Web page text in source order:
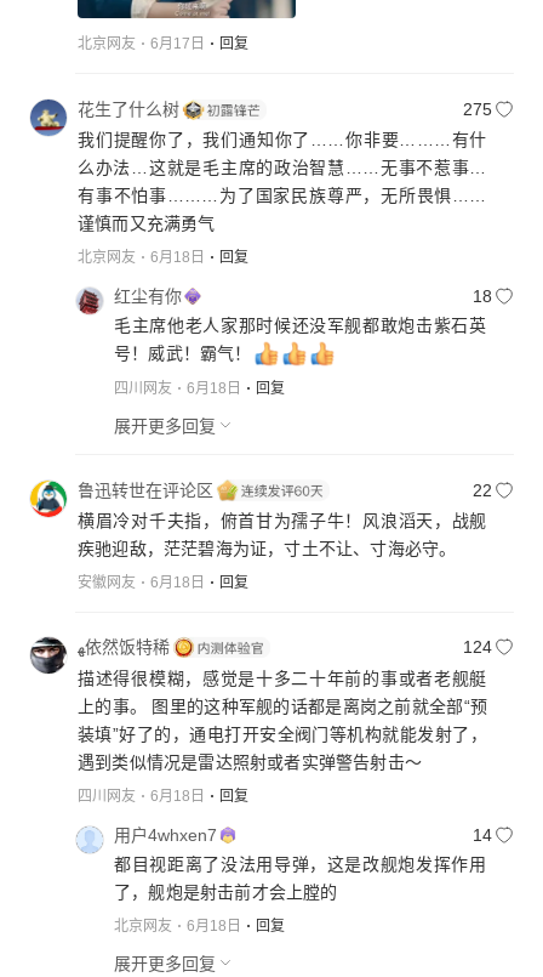
北京网友 6月17日 回复
花生了什么树
275
我们提醒你了，我们通知你了……你非要………有什
么办法…这就是毛主席的政治智慧……无事不惹事…
有事不怕事………为了国家民族尊严，无所畏惧……
谨慎而又充满勇气
北京网友 6月18日 回复
红尘有你
18
毛主席他老人家那时候还没军舰都敢炮击紫石英
号！威武！霸气！
四川网友 6月18日 回复
展开更多回复
鲁迅转世在评论区
22
横眉冷对千夫指，俯首甘为孺子牛！风浪滔天，战舰
疾驰迎敌，茫茫碧海为证，寸土不让、寸海必守。
安徽网友 6月18日 回复
ﻬ依然饭特稀
124
描述得很模糊，感觉是十多二十年前的事或者老舰艇
上的事。 图里的这种军舰的话都是离岗之前就全部“预
装填”好了的，通电打开安全阀门等机构就能发射了，
遇到类似情况是雷达照射或者实弹警告射击～
四川网友 6月18日 回复
用户4whxen7
14
都目视距离了没法用导弹，这是改舰炮发挥作用
了，舰炮是射击前才会上膛的
北京网友 6月18日 回复
展开更多回复